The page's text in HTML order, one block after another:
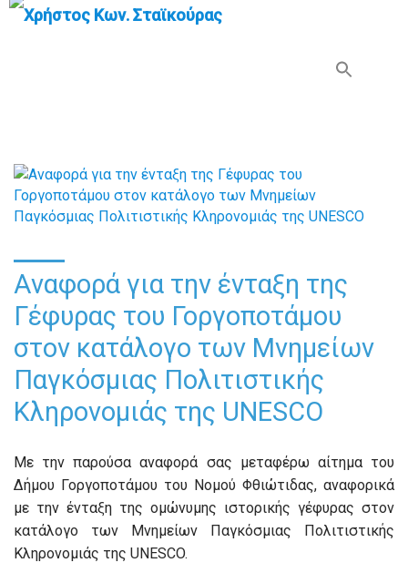
Αναφορά για την ένταξη της
Γέφυρας του Γοργοποτάμου
στον κατάλογο των Μνημείων
Παγκόσμιας Πολιτιστικής
Κληρονομιάς της UNESCO
Με την παρούσα αναφορά σας μεταφέρω αίτημα του
Δήμου Γοργοποτάμου του Νομού Φθιώτιδας, αναφορικά
με την ένταξη της ομώνυμης ιστορικής γέφυρας στον
κατάλογο των Μνημείων Παγκόσμιας Πολιτιστικής
Κληρονομιάς της UNESCO.